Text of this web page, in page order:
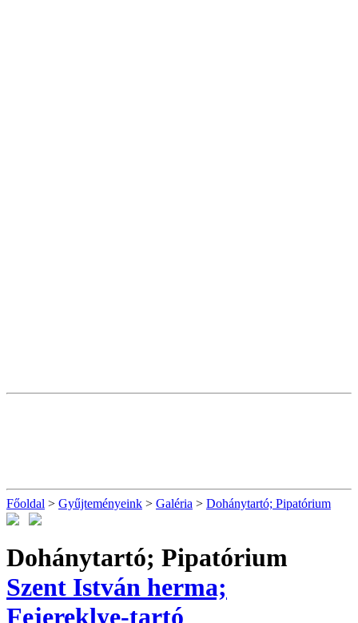
Főoldal > Gyűjteményeink > Galéria > Dohánytartó; Pipatórium
Dohánytartó; Pipatórium
Szent István herma;
Fejereklye-tartó